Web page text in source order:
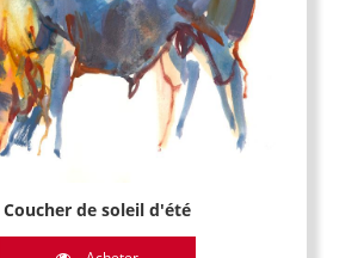
Coucher de soleil d'été